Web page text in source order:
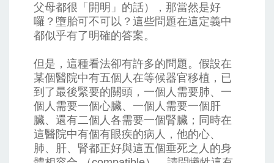
父母都很「開明」的話），那當然是好
囉？墮胎可不可以？這些問題在這定義中
都似乎有了明確的答案。
但是，這種看法卻有許多的問題。假設在
某個醫院中有五個人在等候器官移植，已
到了最後緊要的關頭，一個人需要肺、一
個人需要一個心臟、一個人需要一個肝
臟、還有二個人各需要一個腎臟；同時在
這醫院中有個有眼疾的病人，他的心、
肺、肝、腎都正好與這五個垂死之人的身